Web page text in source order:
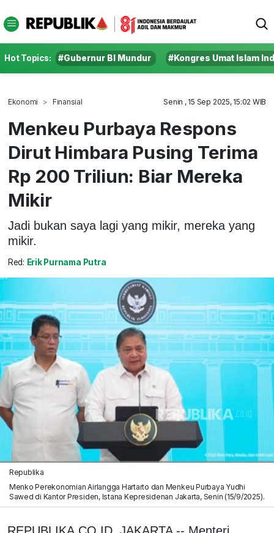
Hot Topics: #Gubernur BI Mundur #Kongres Umat Islam
Ekonomi Finansial Senin , 15 Sep 2025, 15:02 WIB
Menkeu Purbaya Respons
Dirut Himbara Pusing Terima
Rp 200 Triliun: Biar Mereka
Mikir
Jadi bukan saya lagi yang mikir, mereka yang
mikir.
Red: Erik Purnama Putra
Republika
Menko Perekonomian Airlangga Hartarto dan Menkeu Purbaya Yudhi
Sawed di Kantor Presiden, Istana Kepresidenan Jakarta, Senin (15/9/2025).